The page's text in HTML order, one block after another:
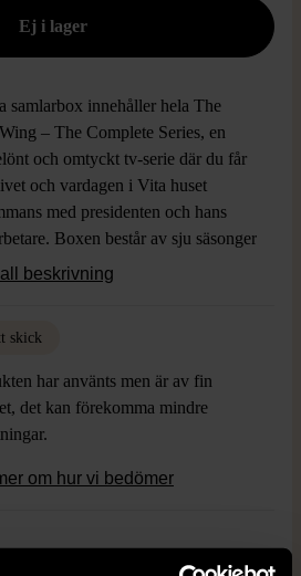
samlarbox innehåller hela The
– The Complete Series, en
och omtyckt tv-serie där du får
och vardagen i Vita huset
med presidenten och hans
Boxen består av sju säsonger
i separata DVD-fodral, med
för den inbitne tv-
Designen på boxen andas
och passar snyggt som en
i din samling, samtidigt som
rätt avsnitt. Perfekt val om du vill
och dramatiska
beskrivning
skick
har använts men är av fin
det kan förekomma mindre
om hur vi bedömer